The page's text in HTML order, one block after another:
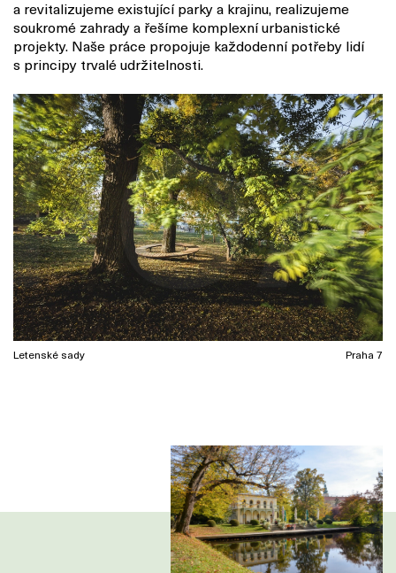
Letenské sady Praha 7
a revitalizujeme existující parky a krajinu, realizujeme
soukromé zahrady a řešíme komplexní urbanistické
projekty. Naše práce propojuje každodenní potřeby lidí
s principy trvalé udržitelnosti.